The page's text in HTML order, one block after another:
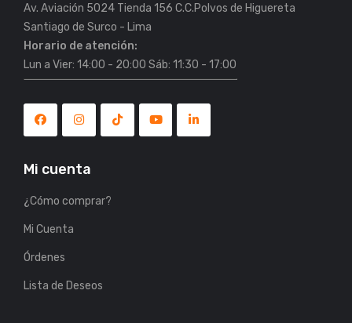
Av. Aviación 5024 Tienda 156 C.C.Polvos de Higuereta
Horario de atención:
Lun a Vier: 14:00 - 20:00 Sáb: 11:30 - 17:00
Mi cuenta
¿Cómo comprar?
Mi Cuenta
Órdenes
Lista de Deseos